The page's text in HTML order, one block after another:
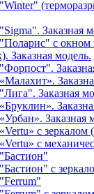
Заказная
с окном
Заказная модель.
Заказная
Заказная
с
с
с